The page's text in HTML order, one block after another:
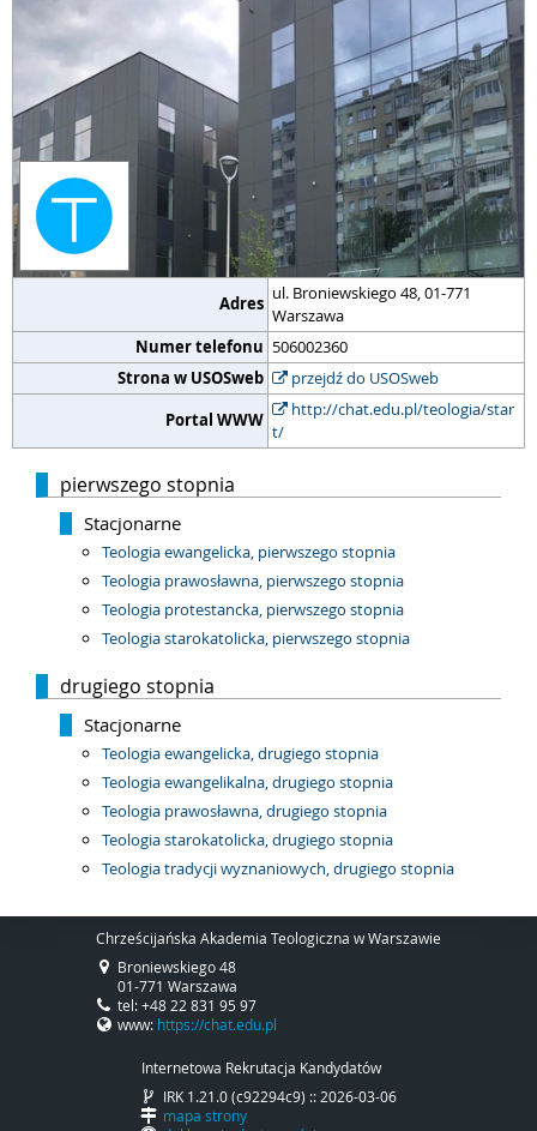
Adres ul. Broniewskiego 48, 01-771
Warszawa
Numer telefonu 506002360
Strona w USOSweb
przejdź do USOSweb
Portal WWW
http://chat.edu.pl/teologia/star
t/
pierwszego stopnia
Stacjonarne
Teologia ewangelicka, pierwszego stopnia
Teologia prawosławna, pierwszego stopnia
Teologia protestancka, pierwszego stopnia
Teologia starokatolicka, pierwszego stopnia
drugiego stopnia
Stacjonarne
Teologia ewangelicka, drugiego stopnia
Teologia ewangelikalna, drugiego stopnia
Teologia prawosławna, drugiego stopnia
Teologia starokatolicka, drugiego stopnia
Teologia tradycji wyznaniowych, drugiego stopnia
Chrześcijańska Akademia Teologiczna w Warszawie
Broniewskiego 48
01-771 Warszawa
tel: +48 22 831 95 97
www: https://chat.edu.pl
Internetowa Rekrutacja Kandydatów
IRK 1.21.0 (c92294c9) :: 2026-03-06
mapa strony